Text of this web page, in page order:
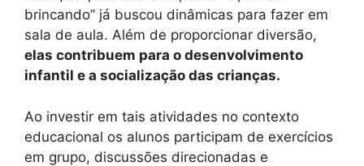
brincando” já buscou dinâmicas para fazer em
sala de aula. Além de proporcionar diversão,
elas contribuem para o desenvolvimento
infantil e a socialização das crianças.
Ao investir em tais atividades no contexto
educacional os alunos participam de exercícios
em grupo, discussões direcionadas e